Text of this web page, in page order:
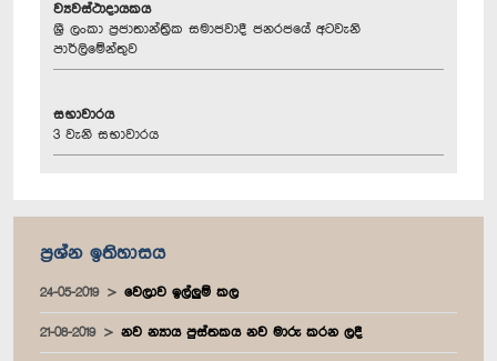
ව්‍යවස්ථාදායකය
ශ්‍රී ලංකා ප්‍රජාතාන්ත්‍රික සමාජවාදී ජනරජයේ අටවැනි
පාර්ලිමේන්තුව
සභාවාරය
3 වැනි සභාවාරය
ප්‍රශ්න ඉතිහාසය
24-05-2019 වෙලාව ඉල්ලුම් කල
21-08-2019 නව න්‍යාය පුස්තකය නව මාරු කරන ලදී